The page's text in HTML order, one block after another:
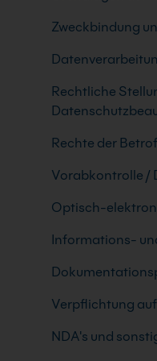
Zweckbindung
Rechtliche
Rechte der
Vorabkontrolle /
Optisch-
Informations-
Verpflichtung
NDA's und